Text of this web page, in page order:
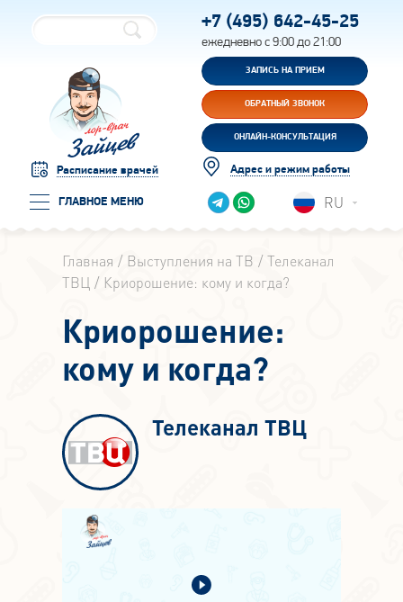
Расписание врачей
ГЛАВНОЕ МЕНЮ
+7 (495) 642-45-25
ежедневно с 9:00 до 21:00
ЗАПИСЬ НА ПРИЕМ
ОБРАТНЫЙ ЗВОНОК
ОНЛАЙН-КОНСУЛЬТАЦИЯ
Адрес и режим работы
RU
Главная Выступления на ТВ
Телеканал
ТВЦ
Криорошение: кому и когда?
Криорошение:
кому и когда?
Телеканал ТВЦ